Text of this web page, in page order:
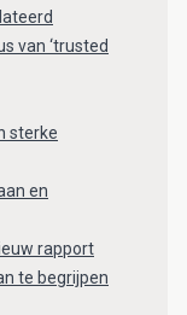
van ‘trusted
sterke
en
rapport
te begrijpen